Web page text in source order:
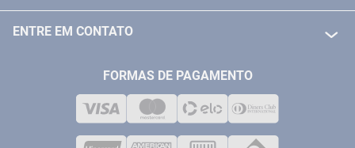
POLITICA DE TROCA E DEVOLUÇÃO
COMPRESSORES
ENTRE EM CONTATO
VENDAS ONLINE@ANTFERRAMENTAS.COM.BR
FORMAS DE PAGAMENTO